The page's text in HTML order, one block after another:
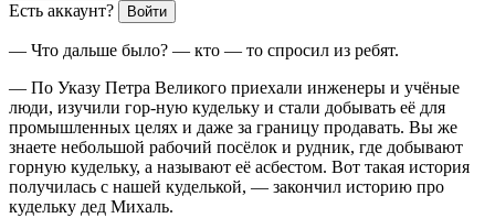
Есть аккаунт? Войти
— Что дальше было? — кто — то спросил из ребят.
— По Указу Петра Великого приехали инженеры и учёные
люди, изучили гор-ную кудельку и стали добывать её для
промышленных целях и даже за границу продавать. Вы же
знаете небольшой рабочий посёлок и рудник, где добывают
горную кудельку, а называют её асбестом. Вот такая история
получилась с нашей куделькой, — закончил историю про
кудельку дед Михаль.